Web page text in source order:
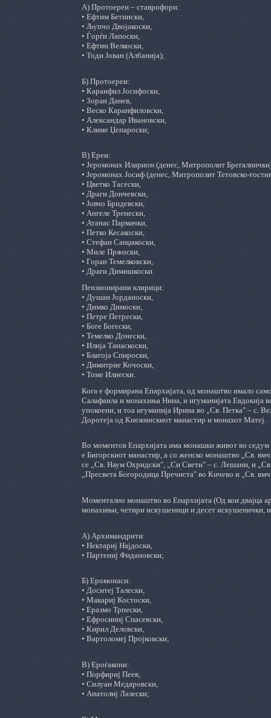
А) Протоереи – ставрофори:
• Ефтим Бетински,
• Љупчо Двојакоски,
• Ѓорѓи Лапоски,
• Ефтин Велкоски,
• Тоди Јован (Албанија);
Б) Протоереи:
• Каранфил Јосифоски,
• Зоран Данев,
• Веско Каранфиловски,
• Александар Ивановски,
• Климе Џепароски;
В) Ереи:
• Јеромонах Иларион (денес, Митрополит
• Јеромонах Јосиф (денес, Митрополит Тетовско-
• Цветко Тасески,
• Драги Дончевски,
• Јовчо Брндевски,
• Ангеле Тренески,
• Атанас Пармачки,
• Петко Кесакоски,
• Стефан Санџакоски,
• Миле Пржоски,
• Горан Темелковски,
• Драги Димишкоски.
Пензионирани клирици:
• Душан Јорданоски,
• Димко Димоски,
• Петре Петрески,
• Боге Богески,
• Темелко Донески,
• Илија Танаскоски,
• Благоја Спироски,
• Димитрие Кочоски,
• Томе Илиески.
Кога е формирана Епархијата, од монаштво имало
Салафаила и монахиња Нина, и игуманијата
упокоени, и тоа игуманија Ирина во „Св. Петка" – с.
Доротеја од Кнежинскиот манастир и монахот Матеј.
Во моментов Епархијата има монашки живот во
е Бигорскиот манастир, а со женско монаштво „Св.
се „Св. Наум Охридски", „Си Свети" – с. Лешани, и
„Пресвета Богородица Пречиста" во Кичево и „Св.
Моментално монаштво во Епархијата (Од кои двајца
монахињи, четири искушеници и десет искушенички,
А) Архимандрити:
• Нектариј Најдоски,
• Партениј Фидановски;
Б) Еромонаси:
• Доситеј Талески,
• Макариј Костоски,
• Еразмо Трпески,
• Ефросиниј Спасевски,
• Кирил Деловски,
• Вартоломеј Пројковски;
В) Ероѓакони:
• Порфириј Пеев,
• Силуан Медаровски,
• Анатолиј Лазески;